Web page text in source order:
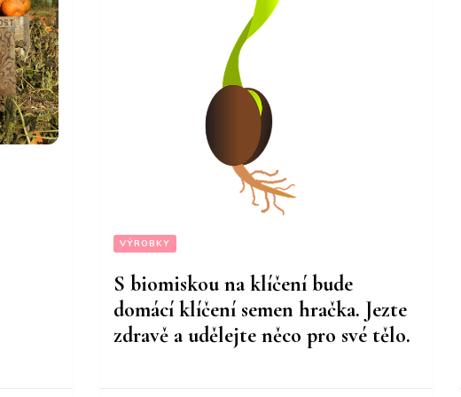
VÝROBKY
S biomiskou na klíčení bude
domácí klíčení semen hračka. Jezte
zdravě a udělejte něco pro své tělo.